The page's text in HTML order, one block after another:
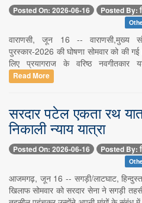
Posted On: 2026-06-16 Posted By:
वाराणसी, जून 16 -- वाराणसी,मुख्य
पुरस्कार-2026 की घोषणा सोमवार को की
लिए प्रयागराज के वरिष्ठ
Read More
सरदार पटेल एकता रथ
निकाली न्याय यात्रा
Posted On: 2026-06-16 Posted By:
आजमगढ़, जून 16 -- सगड़ी/लाटघाट,
खिलाफ सोमवार को सरदार सेना ने सगड़ी